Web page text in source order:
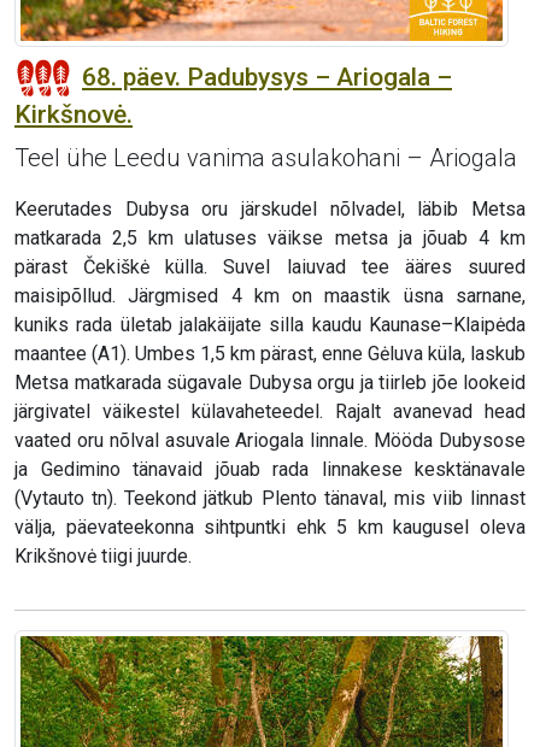
68. päev. Padubysys – Ariogala –
Kirkšnovė.
Teel ühe Leedu vanima asulakohani – Ariogala
Keerutades Dubysa oru järskudel nõlvadel, läbib Metsa
matkarada 2,5 km ulatuses väikse metsa ja jõuab 4 km
pärast Čekiškė külla. Suvel laiuvad tee ääres suured
maisipõllud. Järgmised 4 km on maastik üsna sarnane,
kuniks rada ületab jalakäijate silla kaudu Kaunase–Klaipėda
maantee (A1). Umbes 1,5 km pärast, enne Gėluva küla, laskub
Metsa matkarada sügavale Dubysa orgu ja tiirleb jõe lookeid
järgivatel väikestel külavaheteedel. Rajalt avanevad head
vaated oru nõlval asuvale Ariogala linnale. Mööda Dubysose
ja Gedimino tänavaid jõuab rada linnakese kesktänavale
(Vytauto tn). Teekond jätkub Plento tänaval, mis viib linnast
välja, päevateekonna sihtpuntki ehk 5 km kaugusel oleva
Krikšnovė tiigi juurde.